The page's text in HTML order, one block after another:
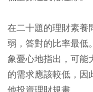
在二十題的理財素養
弱，答對的比率最低
象憂心地指出，可能
的需求應該較低，因